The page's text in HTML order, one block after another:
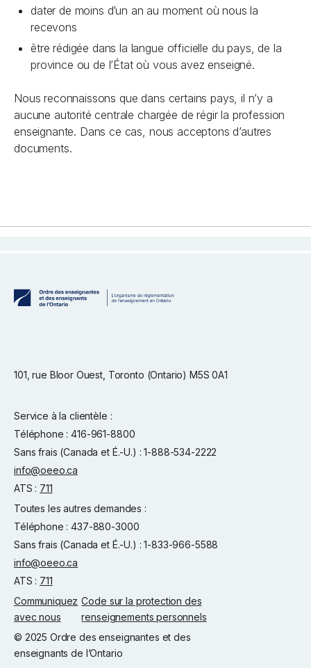
dater de moins d’un an au moment où nous la
recevons
être rédigée dans la langue officielle du pays, de la
province ou de l’État où vous avez enseigné.
Nous reconnaissons que dans certains pays, il n’y a
aucune autorité centrale chargée de régir la profession
enseignante. Dans ce cas, nous acceptons d’autres
documents.
101, rue Bloor Ouest, Toronto (Ontario) M5S 0A1
Service à la clientèle :
Téléphone : 416-961-8800
Sans frais (Canada et É.-U.) : 1-888-534-2222
info@oeeo.ca
ATS : 711
Toutes les autres demandes :
Téléphone : 437-880-3000
Sans frais (Canada et É.-U.) : 1-833-966-5588
info@oeeo.ca
ATS : 711
Communiquez
avec nous
Code sur la protection des
renseignements personnels
© 2025 Ordre des enseignantes et des
enseignants de l’Ontario